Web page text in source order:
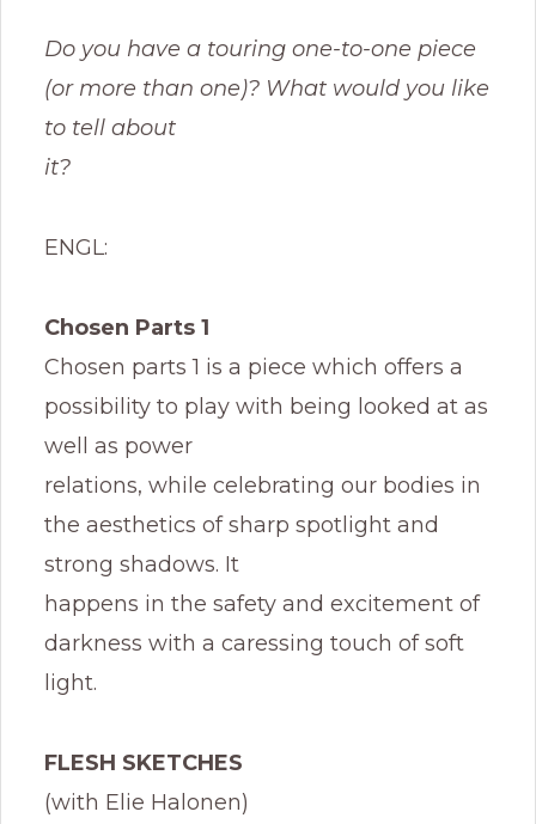
Do you have a touring one-to-one piece
(or more than one)? What would you like
to tell about
it?
ENGL:
Chosen Parts 1
Chosen parts 1 is a piece which offers a
possibility to play with being looked at as
well as power
relations, while celebrating our bodies in
the aesthetics of sharp spotlight and
strong shadows. It
happens in the safety and excitement of
darkness with a caressing touch of soft
light.
FLESH SKETCHES
(with Elie Halonen)